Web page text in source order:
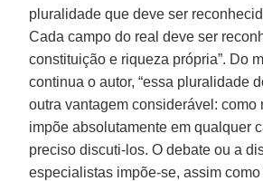
pluralidade que deve ser
Cada campo do real deve ser
constituição e riqueza própria”. Do
continua o autor, “essa pluralidade
outra vantagem considerável: como
impõe absolutamente em qualquer
preciso discuti-los. O debate ou a
especialistas impõe-se, assim